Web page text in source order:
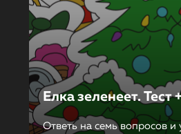
Елка зеленеет. Тест
Ответь на семь вопросов и